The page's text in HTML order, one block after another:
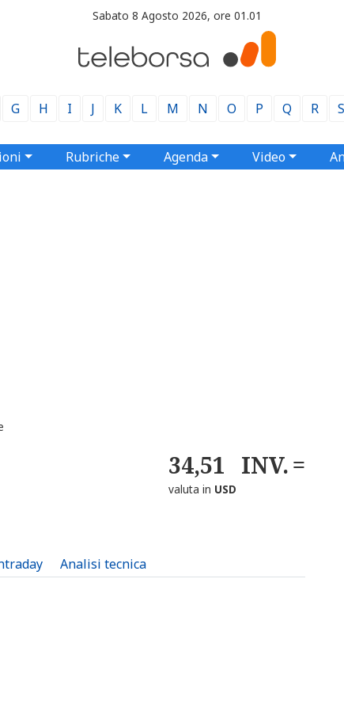
Sabato 8 Agosto 2026, ore 01.01
G H I J K L M N O P Q R S
Rubriche Agenda Video
34,51 INV.
valuta in USD
Analisi tecnica